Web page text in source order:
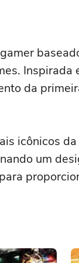
Inspirada
da
icônicos
um